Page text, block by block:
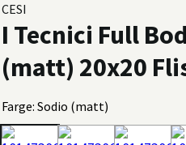
CESI
I Tecnici Full
(matt) 20x20
Farge: Sodio (matt)